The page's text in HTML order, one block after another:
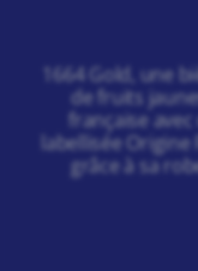
1664 Gold, une
de fruits
française
labellisée
grâce à sa